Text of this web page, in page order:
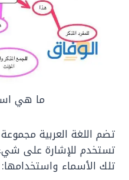
ما هي
تضم اللغة العربية
تستخدم للإشارة على
تلك الأسماء واستخدامها: